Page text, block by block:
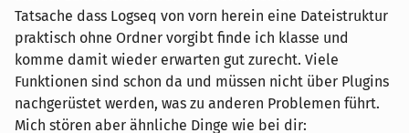
Tatsache dass Logseq von vorn herein eine Dateistruktur
praktisch ohne Ordner vorgibt finde ich klasse und
komme damit wieder erwarten gut zurecht. Viele
Funktionen sind schon da und müssen nicht über Plugins
nachgerüstet werden, was zu anderen Problemen führt.
Mich stören aber ähnliche Dinge wie bei dir: